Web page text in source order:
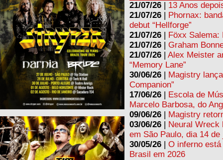
21/07/26
13 Anos
21/07/26
Phornax:
debut “Hellforge”
21/07/26
Föxx Salema:
21/07/26
Graham
21/07/26
Alex Meister
“Memory Lane”
30/06/26
Magistry
Companion”
17/06/26
Escola de
Marcelo Barbosa, do
09/06/26
Magistry
03/06/26
Neural Wreck
em São Paulo, dia 14 de
30/05/26
O inferno
Brasil em 2026